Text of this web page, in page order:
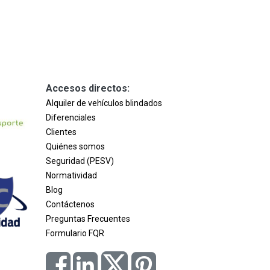
Accesos directos:
Alquiler de vehículos blindados
Diferenciales
Clientes
Quiénes somos
Seguridad (PESV)
Normatividad
Blog
Contáctenos
Preguntas Frecuentes
Formulario FQR